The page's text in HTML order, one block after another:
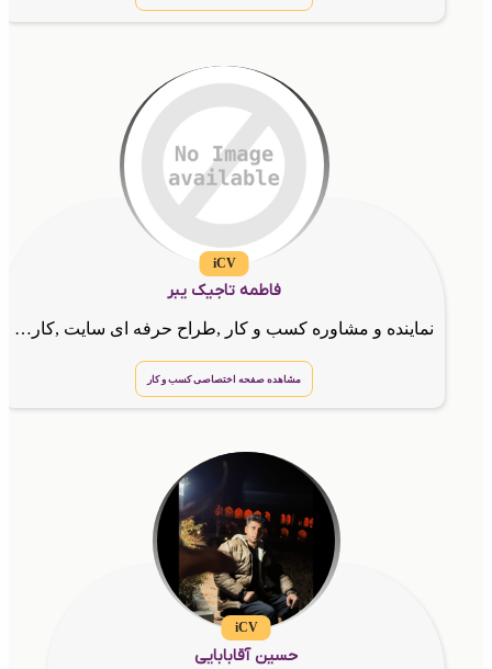
iCV
فاطمه تاجیک یبر
نماینده و مشاوره کسب و کار ,طراح حرفه ای سایت ,کارت ویزیت الکترونیک و کدهای دستوری
مشاهده صفحه اختصاصی کسب و کار
iCV
حسین آقابابایی